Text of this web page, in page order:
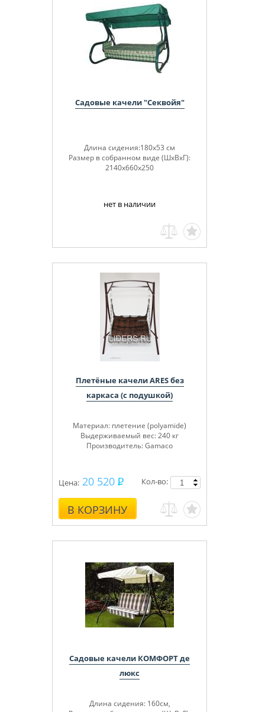
Садовые качели "Секвойя"
Длина сидения:180х53 см
Размер в собранном виде (ШхВхГ):
2140х660х250
нет в наличии
Плетёные качели ARES без
каркаса (с подушкой)
Материал: плетение (polyamide)
Выдерживаемый вес: 240 кг
Производитель: Gamaco
Цена: 20 520
В КОРЗИНУ
Кол-во:
Садовые качели КОМФОРТ де
люкс
Длина сидения: 160см,